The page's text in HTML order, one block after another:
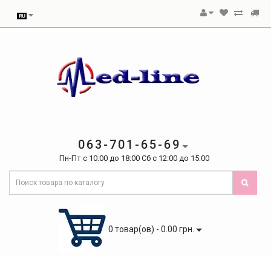
063-701-65-69
Пн-Пт с 10:00 до 18:00 Сб с 12:00 до 15:00
0 товар(ов) - 0.00 грн.